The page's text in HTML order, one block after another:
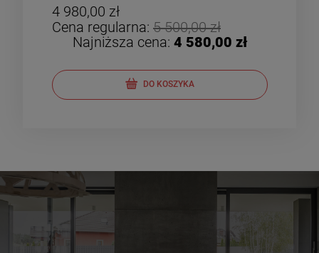
4 980,00 zł
Cena regularna: 5 500,00 zł
Najniższa cena: 4 580,00 zł
DO KOSZYKA